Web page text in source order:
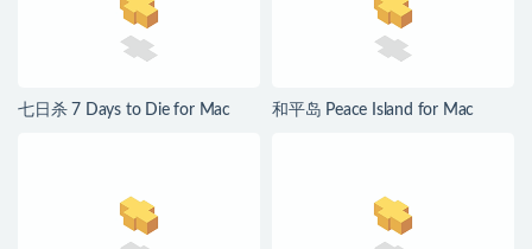
七日杀 7 Days to Die for Mac
和平岛 Peace Island for Mac